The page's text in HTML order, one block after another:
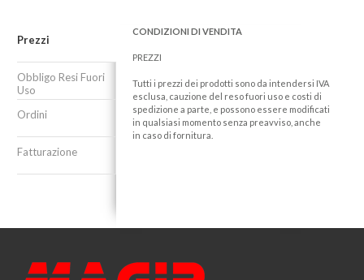
Prezzi
Obbligo Resi Fuori
Uso
Ordini
Fatturazione
CONDIZIONI DI VENDITA
PREZZI
Tutti i prezzi dei prodotti sono da intendersi IVA
esclusa, cauzione del reso fuori uso e costi di
spedizione a parte, e possono essere modificati
in qualsiasi momento senza preavviso, anche
in caso di fornitura.